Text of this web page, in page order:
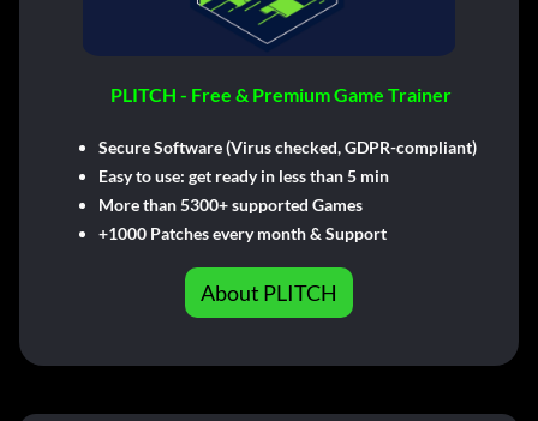
PLITCH - Free & Premium Game Trainer
Secure Software (Virus checked, GDPR-compliant)
Easy to use: get ready in less than 5 min
More than 5300+ supported Games
+1000 Patches every month & Support
About PLITCH